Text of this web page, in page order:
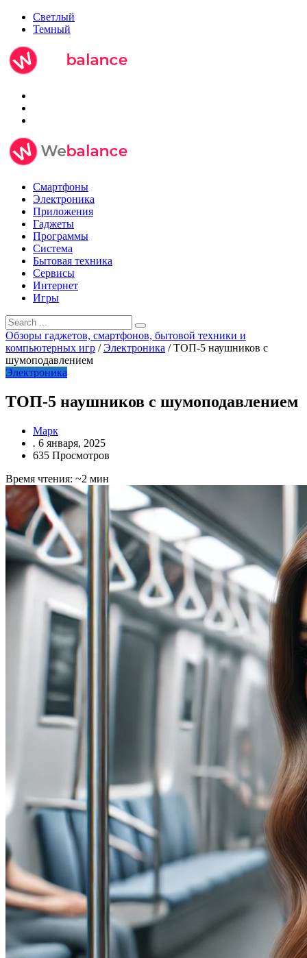
Светлый
Темный
Смартфоны
Электроника
Приложения
Гаджеты
Программы
Система
Бытовая техника
Сервисы
Интернет
Игры
Обзоры гаджетов, смартфонов, бытовой техники и
компьютерных игр /Электроника /ТОП-5 наушников с
шумоподавлением
Электроника
ТОП-5 наушников с шумоподавлением
Марк
. 6 января, 2025
635 Просмотров
Время чтения: ~2 мин